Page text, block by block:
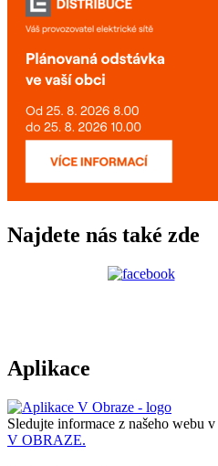
Najdete nás také zde
Aplikace
Sledujte informace z našeho webu v
V OBRAZE.